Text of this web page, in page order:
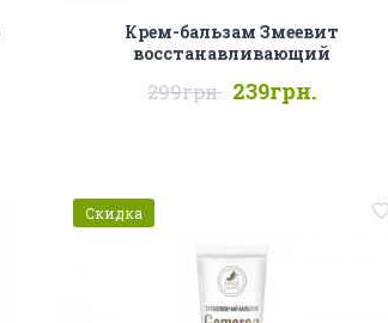
Крем-бальзам Змеевит
восстанавливающий
299грн. 239грн.
Скидка